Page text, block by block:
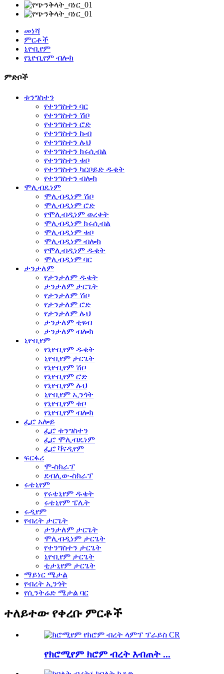
መነሻ
ምርቶች
ኒዮቢየም
የኒዮቢየም ብሎክ
ምድቦች
ቱንግስተን
የተንግስተን ባር
የተንግስተን ሽቦ
የተንግስተን ሮድ
የተንግስተን ኩብ
የተንግስተን ሉህ
የተንግስተን ክሩሲብል
የተንግስተን ቱቦ
የተንግስተን ካርቦይድ ዱቄት
የተንግስተን ብሎክ
ሞሊብዴነም
ሞሊብዲነም ሽቦ
ሞሊብዲነም ሮድ
የሞሊብዲነም ወረቀት
ሞሊብዲነም ክሩሲብል
ሞሊብዲነም ቱቦ
ሞሊብዲነም ብሎክ
የሞሊብዲነም ዱቄት
ሞሊብዲነም ባር
ታንታለም
የታንታለም ዱቄት
ታንታለም ታርጌት
የታንታለም ሽቦ
የታንታለም ሮድ
የታንታለም ሉህ
ታንታለም ቲዩብ
ታንታለም ብሎክ
ኒዮቢየም
የኒዮቢየም ዱቄት
ኒዮቢየም ታርጌት
የኒዮቢየም ሽቦ
የኒዮቢየም ሮድ
የኒዮቢየም ሉህ
ኒዮቢየም ኢንጎት
የኒዮቢየም ቱቦ
የኒዮቢየም ብሎክ
ፌሮ አሎይ
ፌሮ ቱንግስተን
ፌሮ ሞሊብዴነም
ፌሮ ቫናዲየም
ፍርፋሪ
ሞ-ስክራፕ
ደብሊው-ስክራፕ
ሩቴኒየም
የሩቴኒየም ዱቄት
ሩቴኒየም ፔሌት
ሩዲየም
የብረት ታርጌት
ታንታለም ታርጌት
ሞሊብዲነም ታርጌት
የተንግስተን ታርጌት
ኒዮቢየም ታርጌት
ቲታኒየም ታርጌት
ማይነር ሜታል
የብረት ኢንጎት
የሲንትሬድ ሜታል ባር
ተለይተው የቀረቡ ምርቶች
የክሮሚየም ክሮም ብረት እብጠት ...